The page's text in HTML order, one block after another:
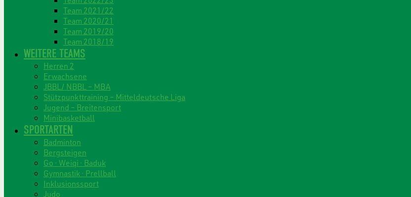
Team 2021/22
Team 2020/21
Team 2019/20
Team 2018/19
WEITERE TEAMS
Herren 2
Erwachsene
JBBL/ NBBL – MBA
Stützpunkttraining – Mitteldeutsche Liga
Jugend – Breitensport
Minibasketball
SPORTARTEN
Badminton
Bergsteigen
Go · Weiqi · Baduk
Gymnastik · Prellball
Inklusionssport
Judo